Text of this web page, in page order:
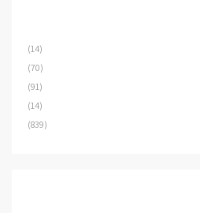
(14)
(70)
(91)
(14)
(839)